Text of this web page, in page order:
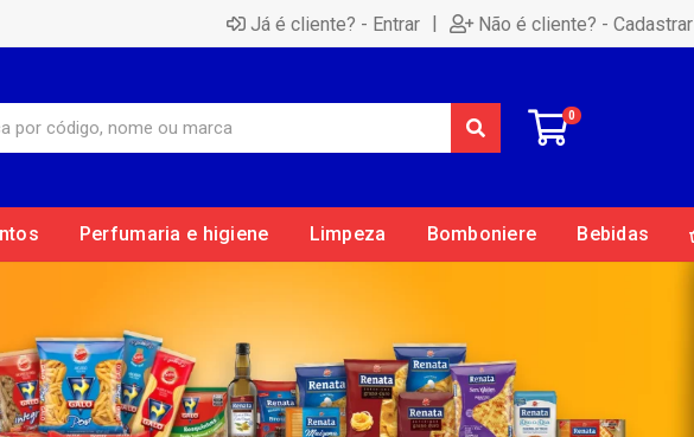
Já é cliente? - Entrar | Não é cliente? - Cadastrar
0
Perfumaria e higiene Limpeza Bomboniere Bebidas